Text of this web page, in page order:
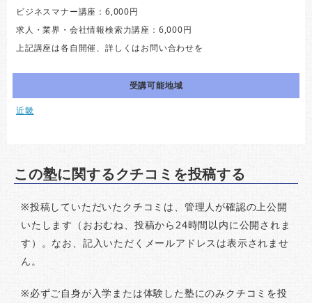
ビジネスマナー講座：6,000円
求人・業界・会社情報検索力講座：6,000円
上記講座は各自開催、詳しくはお問い合わせを
受講可能地域
近畿
この塾に関するクチコミを投稿する
※投稿していただいたクチコミは、管理人が確認の上公開
いたします（おおむね、投稿から24時間以内に公開されま
す）。なお、記入いただくメールアドレスは表示されませ
ん。
※必ずご自身が入学または体験した塾にのみクチコミを投